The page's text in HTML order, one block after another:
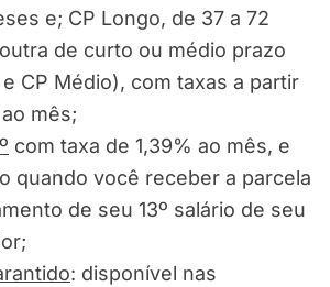
e; CP Longo, de 37 a 72
de curto ou médio prazo
CP Médio), com taxas a partir
mês;
com taxa de 1,39% ao mês, e
quando você receber a parcela
de seu 13º salário de seu
: disponível nas